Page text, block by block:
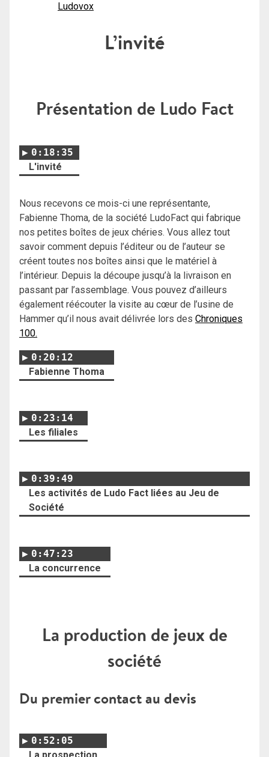
Ludovox
L’invité
Présentation de Ludo Fact
0:18:35
L'invité
Nous recevons ce mois-ci une représentante,
Fabienne Thoma, de la société LudoFact qui fabrique
nos petites boîtes de jeux chéries. Vous allez tout
savoir comment depuis l’éditeur ou de l’auteur se
créent toutes nos boîtes ainsi que le matériel à
l’intérieur. Depuis la découpe jusqu’à la livraison en
passant par l’assemblage. Vous pouvez d’ailleurs
également réécouter la visite au cœur de l’usine de
Hammer qu’il nous avait délivrée lors des Chroniques
100.
0:20:12
Fabienne Thoma
0:23:14
Les filiales
0:39:49
Les activités de Ludo Fact liées au Jeu de
Société
0:47:23
La concurrence
La production de jeux de
société
Du premier contact au devis
0:52:05